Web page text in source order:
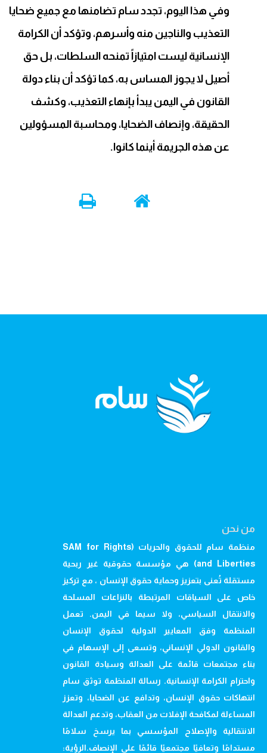
وفي هذا اليوم، تجدد سام تضامنها مع جميع ضحايا
التعذيب والناجين منه وأسرهم، وتؤكد أن الكرامة
الإنسانية ليست امتيازاً تمنحه السلطات، بل حق
أصيل لا يجوز المساس به، كما تؤكد أن بناء دولة
القانون في اليمن يبدأ بإنهاء التعذيب، وكشف
الحقيقة، وإنصاف الضحايا، ومحاسبة المسؤولين
عن هذه الجريمة أينما كانوا.
من نحن
منظمة سام للحقوق والحريات (SAM for Rights
and Liberties) هي مؤسسة حقوقية غير ربحية
مستقلة تُعنى بتعزيز وحماية حقوق الإنسان ، مع تركيز
خاص على السياقات المرتبطة بالنزاعات المسلحة
والانتقال السياسي، ولا سيما في اليمن. تعمل
المنظمة وفق المعايير الدولية لحقوق الإنسان
والقانون الدولي الإنساني، وتسعى إلى الإسهام في
بناء مجتمعات قائمة على العدالة وسيادة القانون
واحترام الكرامة الإنسانية. رسالة المنظمة توثق سام
انتهاكات حقوق الإنسان، وتدافع عن الضحايا، وتعزز
المساءلة لمكافحة الإفلات من العقاب، وتدعم العدالة
الانتقالية والإصلاح المؤسسي بما يرسخ سلامًا
مستدامًا وتعافيًا مجتمعيًا قائمًا على الإنصاف.الرؤية: